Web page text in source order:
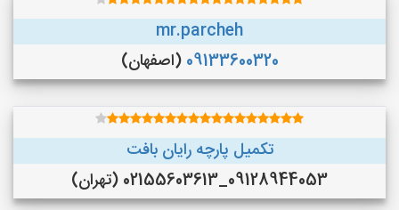
mr.parcheh
09133600320 (اصفهان)
تکمیل پارچه رایان بافت
09128944053_02155603613 (تهران)